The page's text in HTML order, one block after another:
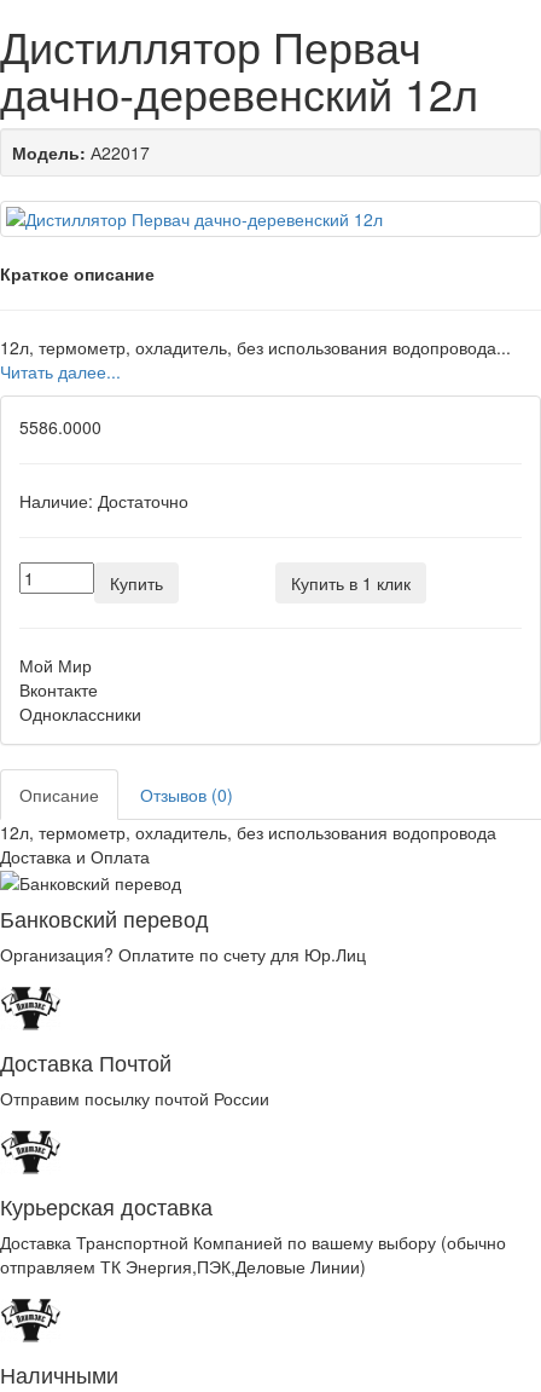
Дистиллятор Первач
дачно-деревенский 12л
Модель: А22017
Краткое описание
12л, термометр, охладитель, без использования водопровода...
Читать далее...
5586.0000
Наличие: Достаточно
Купить Купить в 1 клик
Мой Мир
Вконтакте
Одноклассники
Описание
Отзывов (0)
12л, термометр, охладитель, без использования водопровода
Доставка и Оплата
Банковский перевод
Организация? Оплатите по счету для Юр.Лиц
Доставка Почтой
Отправим посылку почтой России
Курьерская доставка
Доставка Транспортной Компанией по вашему выбору (обычно
отправляем ТК Энергия,ПЭК,Деловые Линии)
Наличными